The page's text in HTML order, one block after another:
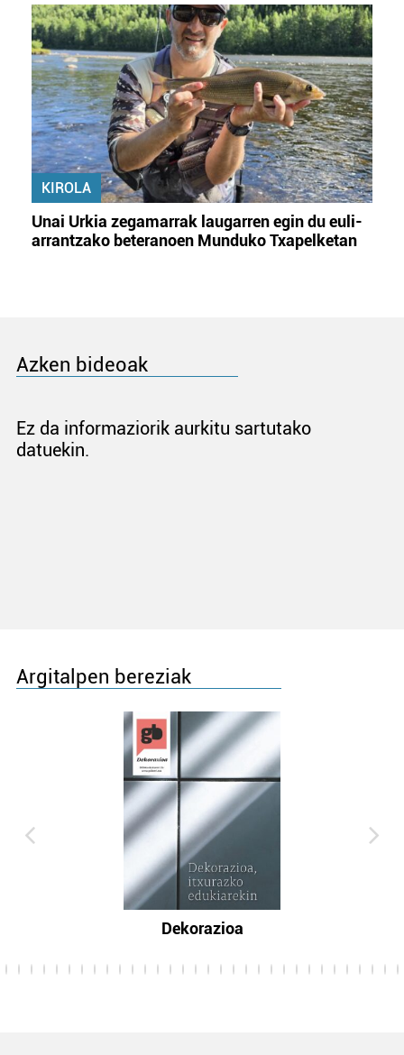
KIROLA
Unai Urkia zegamarrak laugarren egin du euli-
arrantzako beteranoen Munduko Txapelketan
Azken bideoak
Ez da informaziorik aurkitu sartutako
datuekin.
Argitalpen bereziak
Dekorazioa